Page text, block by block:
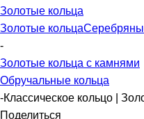
Золотые кольца
Золотые кольца
-
Золотые кольца с камнями
Обручальные кольца
-Классическое кольцо |
Поделиться